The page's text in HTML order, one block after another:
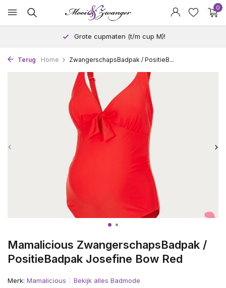
0
Grote cupmaten (t/m cup M)!
Terug Home ZwangerschapsBadpak / PositieB...
Mamalicious ZwangerschapsBadpak /
PositieBadpak Josefine Bow Red
Merk: Mamalicious Bekijk alles Badmode